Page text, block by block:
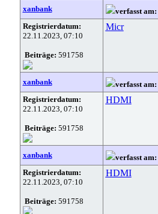
xanbank verfasst am:
Registrierdatum:
22.11.2023, 07:10
Beiträge: 591758
Micr
xanbank verfasst am:
Registrierdatum:
22.11.2023, 07:10
Beiträge: 591758
HDMI
xanbank verfasst am:
Registrierdatum:
22.11.2023, 07:10
Beiträge: 591758
HDMI